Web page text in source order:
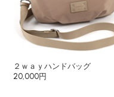
２ｗａｙハンドバッグ
20,000円